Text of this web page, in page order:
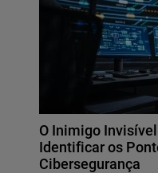
O Inimigo
Identificar os
Cibersegurança